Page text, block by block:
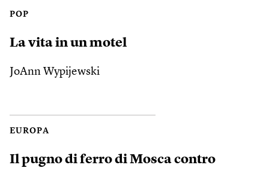
POP
La vita in un motel
JoAnn Wypijewski
EUROPA
Il pugno di ferro di Mosca contro